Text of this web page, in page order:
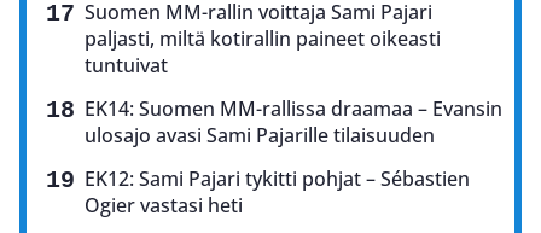
Suomen MM-rallin voittaja Sami Pajari
paljasti, miltä kotirallin paineet oikeasti
tuntuivat
EK14: Suomen MM-rallissa draamaa – Evansin
ulosajo avasi Sami Pajarille tilaisuuden
EK12: Sami Pajari tykitti pohjat – Sébastien
Ogier vastasi heti